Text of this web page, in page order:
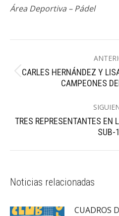
Área Deportiva – Pádel
entre
CARLES HERNÁNDEZ Y
CAMPEONES
TRES REPRESENTANTES EN
SUB-
Noticias relacionadas
CUADROS